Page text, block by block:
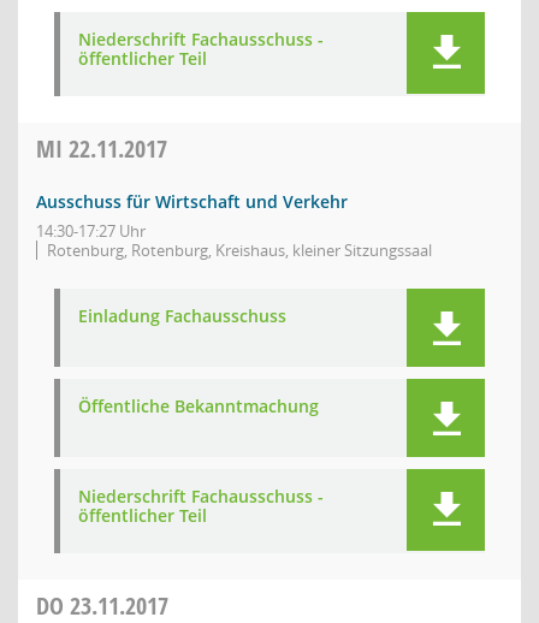
Niederschrift Fachausschuss -
öffentlicher Teil
MI 22.11.2017
Ausschuss für Wirtschaft und Verkehr
14:30-17:27 Uhr
Rotenburg, Rotenburg, Kreishaus, kleiner Sitzungssaal
Einladung Fachausschuss
Öffentliche Bekanntmachung
Niederschrift Fachausschuss -
öffentlicher Teil
DO 23.11.2017